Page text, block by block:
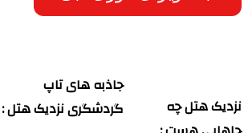
نزدیک هتل چه
جاذبه های تاپ
گردشگری نزدیک هتل :